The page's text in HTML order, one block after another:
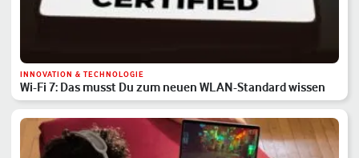
INNOVATION & TECHNOLOGIE
Wi-Fi 7: Das musst Du zum neuen WLAN-Standard wissen